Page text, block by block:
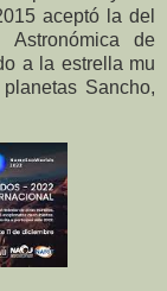
aceptó la del
de
a la estrella mu
Sancho,